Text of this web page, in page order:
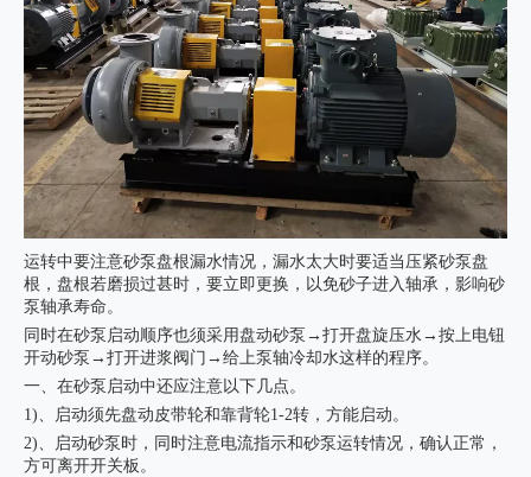
运转中要注意砂泵盘根漏水情况，漏水太大时要适当压紧砂泵盘
根，盘根若磨损过甚时，要立即更换，以免砂子进入轴承，影响砂
泵轴承寿命。
同时在砂泵启动顺序也须采用盘动砂泵→打开盘旋压水→按上电钮
开动砂泵→打开进浆阀门→给上泵轴冷却水这样的程序。
一、在砂泵启动中还应注意以下几点。
1)、启动须先盘动皮带轮和靠背轮1-2转，方能启动。
2)、启动砂泵时，同时注意电流指示和砂泵运转情况，确认正常，
方可离开开关板。